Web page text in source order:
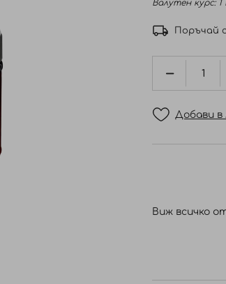
Валутен курс: 1
Поръчай
Добави
Виж всичко